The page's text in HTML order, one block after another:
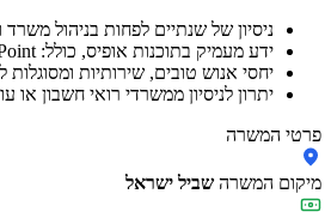
ניסיון של שנתיים לפחות בניהול משרד
ידע מעמיק בתוכנות אופיס, כולל: Word, Excel, PowerPoint.
יחסי אנוש טובים, שירותיות
יתרון לניסיון ממשרדי רואי חשבון או
פרטי המשרה
מיקום המשרה שביל ישראל